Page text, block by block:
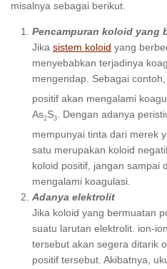
misalnya sebagai berikut.
Pencampuran koloid yang
Jika sistem koloid yang
menyebabkan terjadinya
mengendap. Sebagai
positif akan mengalami
As2S3. Dengan adanya
mempunyai tinta dari merek
satu merupakan koloid
koloid positif, jangan sampai
mengalami koagulasi.
Adanya elektrolit
Jika koloid yang bermuatan
suatu larutan elektrolit. ion-
tersebut akan segera ditarik
positif tersebut. Akibatnya,